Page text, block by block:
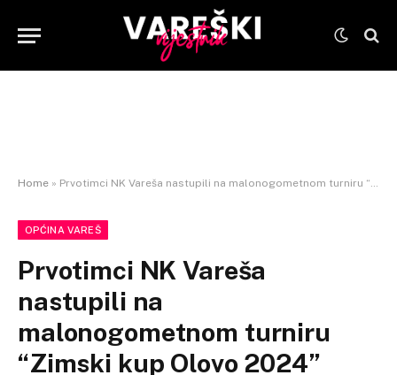
Home » Prvotimci NK Vareša nastupili na malonogometnom turniru “Zimski kup Olovo 2024”
OPĆINA VAREŠ
Prvotimci NK Vareša
nastupili na
malonogometnom turniru
“Zimski kup Olovo 2024”